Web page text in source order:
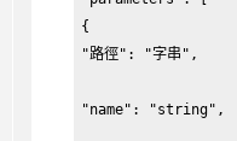
{
"路徑": "字串",
"name": "string",